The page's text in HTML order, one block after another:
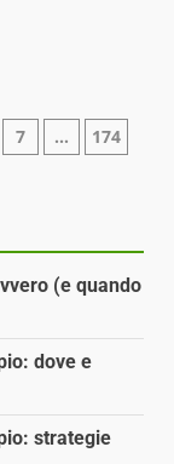
7 …
174
(e quando
dove e
strategie